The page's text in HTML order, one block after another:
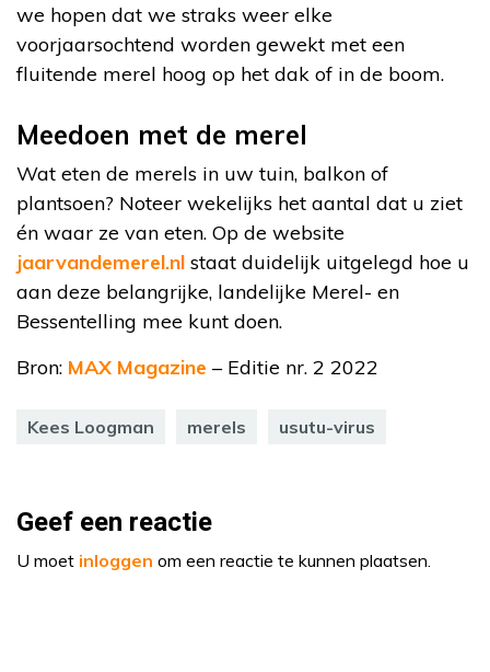
we hopen dat we straks weer elke
voorjaarsochtend worden gewekt met een
fluitende merel hoog op het dak of in de boom.
Meedoen met de merel
Wat eten de merels in uw tuin, balkon of
plantsoen? Noteer wekelijks het aantal dat u ziet
én waar ze van eten. Op de website
jaarvandemerel.nl staat duidelijk uitgelegd hoe u
aan deze belangrijke, landelijke Merel- en
Bessentelling mee kunt doen.
Bron: MAX Magazine – Editie nr. 2 2022
Kees Loogman merels usutu-virus
Geef een reactie
U moet inloggen om een reactie te kunnen plaatsen.